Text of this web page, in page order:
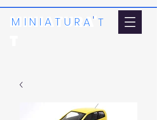
MINIATURA'
MINIAT URA T
'